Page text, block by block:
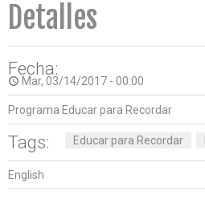
Detalles
Fecha:
access_time Mar, 03/14/2017 - 00:00
Programa Educar para Recordar
Tags: Educar para Recordar
English